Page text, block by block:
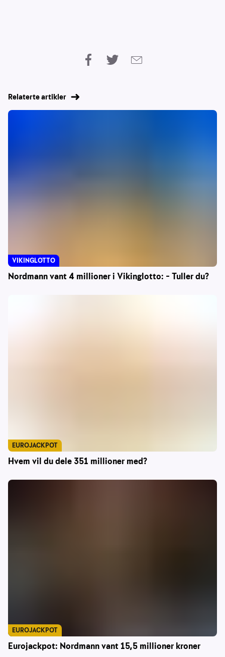
Relaterte artikler
Nordmann vant 4 millioner i Vikinglotto: – Tuller du?
VIKINGLOTTO
Hvem vil du dele 351 millioner med?
EUROJACKPOT
Eurojackpot: Nordmann vant 15,5 millioner kroner
EUROJACKPOT